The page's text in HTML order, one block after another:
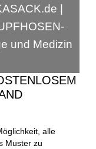
|
und Medizin
alle
Muster zu